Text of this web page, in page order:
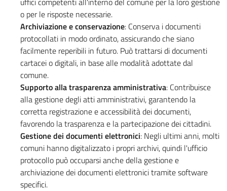
o per le risposte necessarie.
Archiviazione e conservazione: Conserva i documenti
protocollati in modo ordinato, assicurando che siano
facilmente reperibili in futuro. Può trattarsi di documenti
cartacei o digitali, in base alle modalità adottate dal
comune.
Supporto alla trasparenza amministrativa: Contribuisce
alla gestione degli atti amministrativi, garantendo la
corretta registrazione e accessibilità dei documenti,
favorendo la trasparenza e la partecipazione dei cittadini.
Gestione dei documenti elettronici: Negli ultimi anni, molti
comuni hanno digitalizzato i propri archivi, quindi l'ufficio
protocollo può occuparsi anche della gestione e
archiviazione dei documenti elettronici tramite software
specifici.